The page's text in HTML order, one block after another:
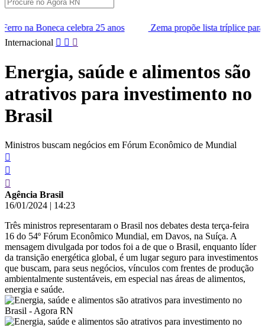
25 anos
Zema propõe lista tríplice para escolha dos ministros
Pular
conteúdo
Internacional
Energia, saúde e alimentos são
atrativos para investimento no
Brasil
Ministros buscam negócios em Fórum Econômico de Mundial
Agência Brasil
16/01/2024 | 14:23
Três ministros representaram o Brasil nos debates desta terça-feira
16 do 54º Fórum Econômico Mundial, em Davos, na Suíça. A
mensagem divulgada por todos foi a de que o Brasil, enquanto líder
da transição energética global, é um lugar seguro para investimentos
que buscam, para seus negócios, vínculos com frentes de produção
ambientalmente sustentáveis, em especial nas áreas de alimentos,
energia e saúde.